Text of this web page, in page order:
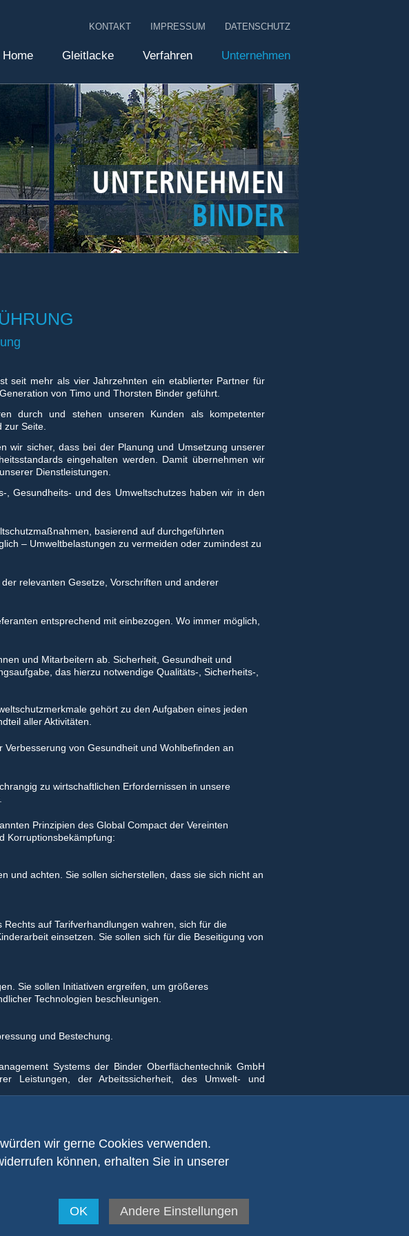
wir gerne Cookies verwenden.
können, erhalten Sie in unserer
OK Andere Einstellungen
KONTAKT IMPRESSUM DATENSCHUTZ
Home Gleitlacke Verfahren Unternehmen
UNTERNEHMEN
BINDER
seit mehr als vier Jahrzehnten ein etablierter Partner für
von Timo und Thorsten Binder geführt.
durch und stehen unseren Kunden als kompetenter
Seite.
wir sicher, dass bei der Planung und Umsetzung unserer
eingehalten werden. Damit übernehmen wir
Dienstleistungen.
, Gesundheits- und des Umweltschutzes haben wir in den
basierend auf durchgeführten
– Umweltbelastungen zu vermeiden oder zumindest zu
relevanten Gesetze, Vorschriften und anderer
entsprechend mit einbezogen. Wo immer möglich,
und Mitarbeitern ab. Sicherheit, Gesundheit und
das hierzu notwendige Qualitäts-, Sicherheits-,
gehört zu den Aufgaben eines jeden
aller Aktivitäten.
von Gesundheit und Wohlbefinden an
zu wirtschaftlichen Erfordernissen in unsere
Prinzipien des Global Compact der Vereinten
Korruptionsbekämpfung:
und achten. Sie sollen sicherstellen, dass sie sich nicht an
auf Tarifverhandlungen wahren, sich für die
einsetzen. Sie sollen sich für die Beseitigung von
Sie sollen Initiativen ergreifen, um größeres
Technologien beschleunigen.
und Bestechung.
Systems der Binder Oberflächentechnik GmbH
Leistungen, der Arbeitssicherheit, des Umwelt- und
binder@bicoat.de